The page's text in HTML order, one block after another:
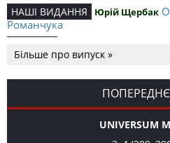
НАШІ ВИДАННЯ Юрій Щербак
Романчука
Романчука
СЛОВО РЕДАКЦІЙНЕ Олег К.
як уособлення української
Більше про випуск »
UNIVERSUM